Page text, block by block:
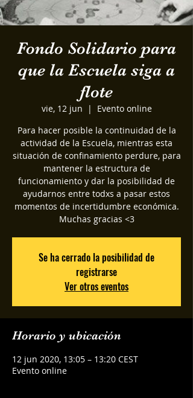
Fondo Solidario para
que la Escuela siga a
flote
vie, 12 jun
  |
Evento online
Para hacer posible la continuidad de la
actividad de la Escuela, mientras esta
situación de confinamiento perdure, para
mantener la estructura de
funcionamiento y dar la posibilidad de
ayudarnos entre todxs a pasar estos
momentos de incertidumbre económica.
Muchas gracias <3
Se ha cerrado la posibilidad de
registrarse
Ver otros eventos
Horario y ubicación
12 jun 2020, 13:05 – 13:20 CEST
Evento online